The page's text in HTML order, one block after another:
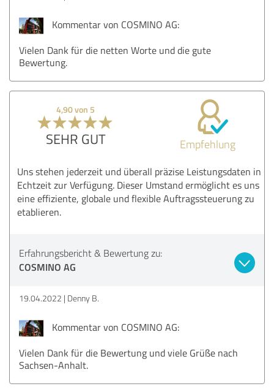
Kommentar von COSMINO AG:
Vielen Dank für die netten Worte und die gute
Bewertung.
4,90 von 5
SEHR GUT Empfehlung
Uns stehen jederzeit und überall präzise Leistungsdaten in
Echtzeit zur Verfügung. Dieser Umstand ermöglicht es uns
eine effiziente, globale und flexible Auftragssteuerung zu
etablieren.
Erfahrungsbericht & Bewertung zu:
COSMINO AG
19.04.2022 Denny B.
Kommentar von COSMINO AG:
Vielen Dank für die Bewertung und viele Grüße nach
Sachsen-Anhalt.